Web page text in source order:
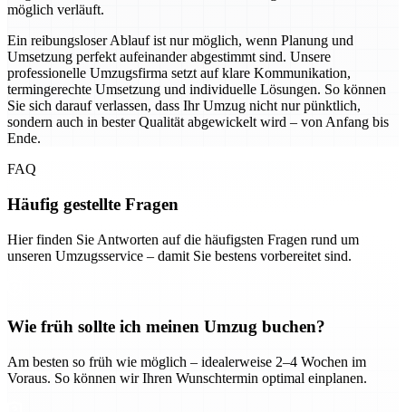
möglich verläuft.
Ein reibungsloser Ablauf ist nur möglich, wenn Planung und
Umsetzung perfekt aufeinander abgestimmt sind. Unsere
professionelle Umzugsfirma setzt auf klare Kommunikation,
termingerechte Umsetzung und individuelle Lösungen. So können
Sie sich darauf verlassen, dass Ihr Umzug nicht nur pünktlich,
sondern auch in bester Qualität abgewickelt wird – von Anfang bis
Ende.
FAQ
Häufig gestellte Fragen
Hier finden Sie Antworten auf die häufigsten Fragen rund um
unseren Umzugsservice – damit Sie bestens vorbereitet sind.
Wie früh sollte ich meinen Umzug buchen?
Am besten so früh wie möglich – idealerweise 2–4 Wochen im
Voraus. So können wir Ihren Wunschtermin optimal einplanen.